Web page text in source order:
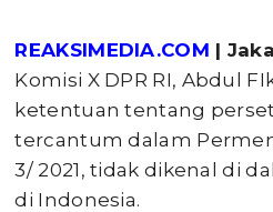
REAKSIMEDIA.COM |
Komisi X DPR RI, Abdul
ketentuan tentang
tercantum dalam
3/ 2021, tidak dikenal di
di Indonesia.